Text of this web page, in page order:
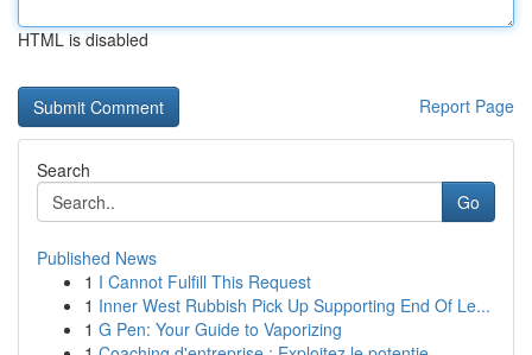
HTML is disabled
Report Page
Search
Go
Published News
1 I Cannot Fulfill This Request
1 Inner West Rubbish Pick Up Supporting End Of Le...
1 G Pen: Your Guide to Vaporizing